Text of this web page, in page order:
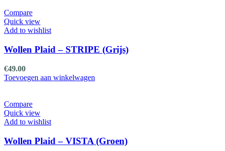
Compare
Quick view
Add to wishlist
Wollen Plaid – STRIPE (Grijs)
€49.00
Toevoegen aan winkelwagen
Compare
Quick view
Add to wishlist
Wollen Plaid – VISTA (Groen)